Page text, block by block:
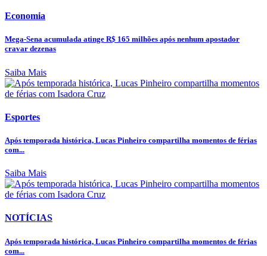
Economia
Mega-Sena acumulada atinge R$ 165 milhões após nenhum apostador
cravar dezenas
Saiba Mais
Esportes
Após temporada histórica, Lucas Pinheiro compartilha momentos de férias
com...
Saiba Mais
NOTÍCIAS
Após temporada histórica, Lucas Pinheiro compartilha momentos de férias
com...